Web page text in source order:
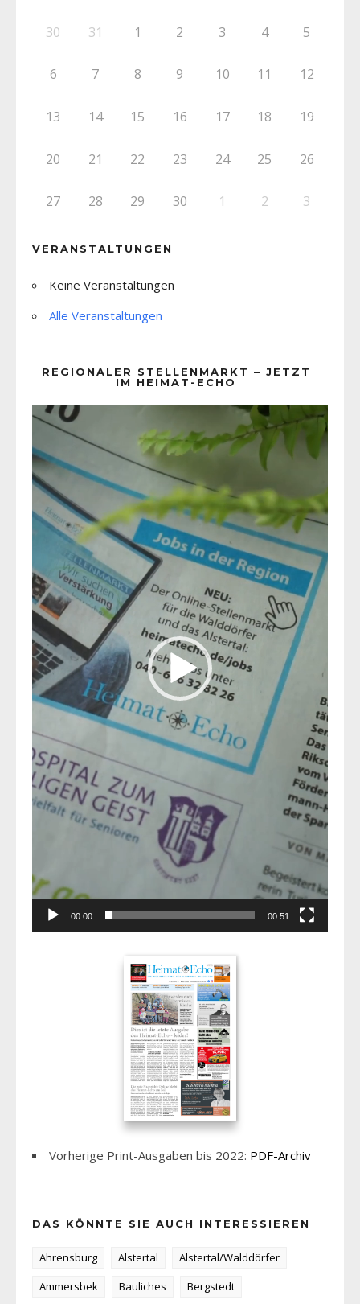
30 31 1 2 3 4 5
6 7 8 9 10 11 12
13 14 15 16 17 18 19
20 21 22 23 24 25 26
27 28 29 30 1 2 3
VERANSTALTUNGEN
Keine Veranstaltungen
Alle Veranstaltungen
REGIONALER STELLENMARKT – JETZT
IM HEIMAT-ECHO
Player
00:00 00:51
Vorherige Print-Ausgaben bis 2022: PDF-Archiv
DAS KÖNNTE SIE AUCH INTERESSIEREN
Ahrensburg Alstertal
Alstertal/Walddörfer
Ammersbek
Bauliches
Bergstedt